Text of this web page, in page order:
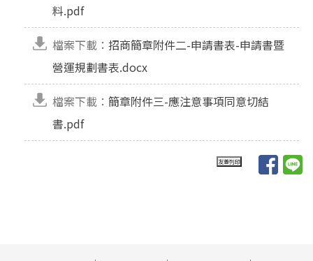
料.pdf
檔案下載： 招商簡章附件二-申請書表-申請書暨
營運規劃書表.docx
檔案下載： 簡章附件三-應注意事項同意切結
書.pdf